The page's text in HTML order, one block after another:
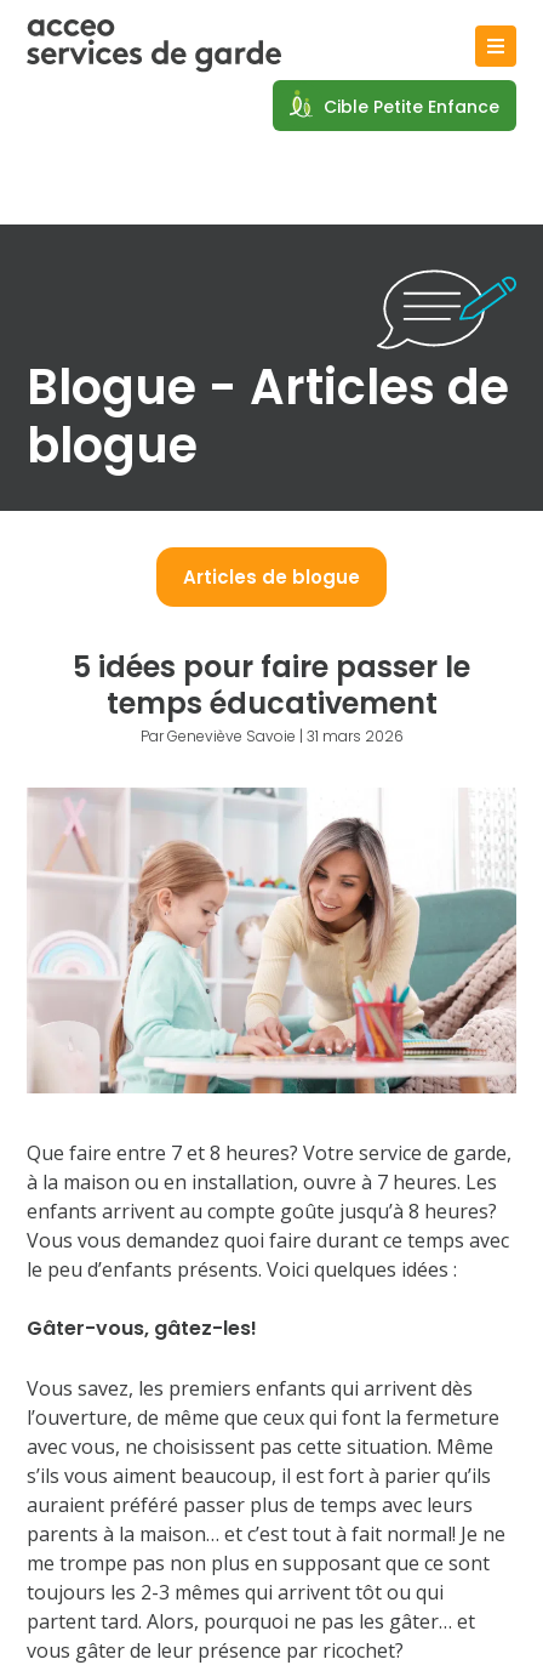
Cible Petite Enfance
Blogue - Articles de
blogue
Articles de blogue
5 idées pour faire passer le
temps éducativement
Par Geneviève Savoie | 31 mars 2026
Que faire entre 7 et 8 heures? Votre service de garde,
à la maison ou en installation, ouvre à 7 heures. Les
enfants arrivent au compte goûte jusqu’à 8 heures?
Vous vous demandez quoi faire durant ce temps avec
le peu d’enfants présents. Voici quelques idées :
Gâter-vous, gâtez-les!
Vous savez, les premiers enfants qui arrivent dès
l’ouverture, de même que ceux qui font la fermeture
avec vous, ne choisissent pas cette situation. Même
s’ils vous aiment beaucoup, il est fort à parier qu’ils
auraient préféré passer plus de temps avec leurs
parents à la maison… et c’est tout à fait normal! Je ne
me trompe pas non plus en supposant que ce sont
toujours les 2-3 mêmes qui arrivent tôt ou qui
partent tard. Alors, pourquoi ne pas les gâter… et
vous gâter de leur présence par ricochet?